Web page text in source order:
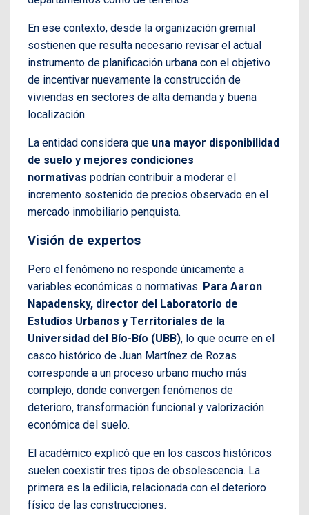
En ese contexto, desde la organización gremial
sostienen que resulta necesario revisar el actual
instrumento de planificación urbana con el objetivo
de incentivar nuevamente la construcción de
viviendas en sectores de alta demanda y buena
localización.
La entidad considera que una mayor disponibilidad
de suelo y mejores condiciones
normativas podrían contribuir a moderar el
incremento sostenido de precios observado en el
mercado inmobiliario penquista.
Visión de expertos
Pero el fenómeno no responde únicamente a
variables económicas o normativas. Para Aaron
Napadensky, director del Laboratorio de
Estudios Urbanos y Territoriales de la
Universidad del Bío-Bío (UBB), lo que ocurre en el
casco histórico de Juan Martínez de Rozas
corresponde a un proceso urbano mucho más
complejo, donde convergen fenómenos de
deterioro, transformación funcional y valorización
económica del suelo.
El académico explicó que en los cascos históricos
suelen coexistir tres tipos de obsolescencia. La
primera es la edilicia, relacionada con el deterioro
físico de las construcciones.